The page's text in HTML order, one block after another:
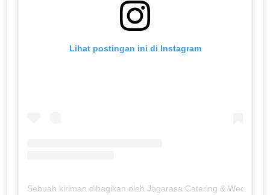
Lihat postingan ini di Instagram
Sebuah kiriman dibagikan oleh Jagarasa Catering & Wedding